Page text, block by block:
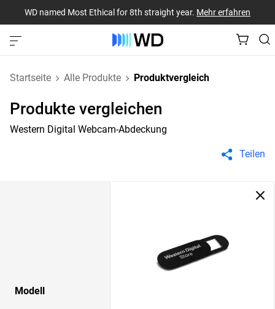
WD named Most Ethical for 8th straight year. Mehr erfahren
Startseite Alle Produkte Produktvergleich
Produkte vergleichen
Western Digital Webcam-Abdeckung
Teilen
Modell